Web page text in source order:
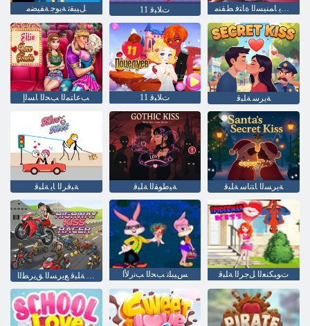
ﻞﻴﺒﻘﺗ ﺔﻳﻮﺟ ﺔﻔﻴﻀﻣ ﺕﻼ ﺒﻗ 11 ﺡﺰﻤﻳ ﺎﻤﻨﻴﺴﻟﺍ ﺓﺎﺘﻓ ﻂﻘﻨﻣ
ﺐﻋﺎﺘﻤﻟﺍ ﺐﺤﻟﺍ ﺎﺴﻟﺇ ﺕﻼ ﺒﻗ 11 ﺔﻳﺮﺳ ﺔﻠﺒﻗ
ﺔﺒﻗﺮﻟﺍ ﺎﻳ ﺔﻠﺒﻗ ﺔﻴﻃﻮﻘﻟﺍ ﺔﻠﺒﻗ ﺔﻳﺮﺴﻟﺍ ﺎﺘﻧﺎﺳ ﺔﻠﺒﻗ
ﺲﻴﺒﻠﺗ ﺐﺤﻟﺍ ﺐﻧﺭﻷ ﺍ ﺕﻮﺒﻜﻨﻌﻟﺍ ﻞﺟﺮﻟﺍ ﺔﻠﺒﻗ